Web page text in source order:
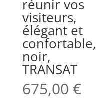
réunir vos
visiteurs,
élégant et
confortable,
noir,
TRANSAT
675,00 €